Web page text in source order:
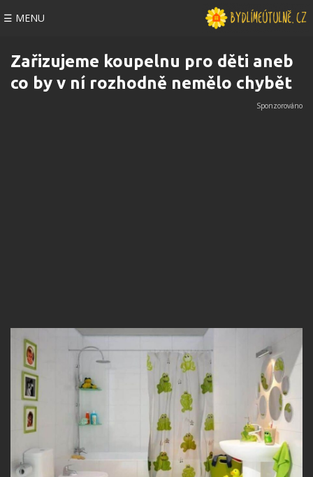
☰ MENU
Zařizujeme koupelnu pro děti aneb
co by v ní rozhodně nemělo chybět